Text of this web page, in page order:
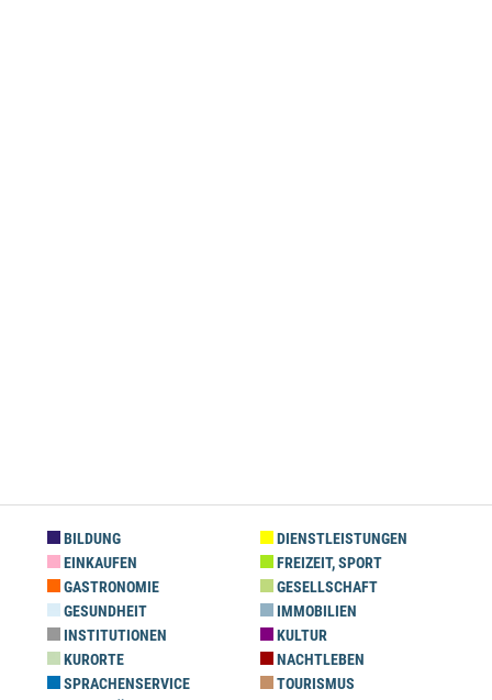
BILDUNG
DIENSTLEISTUNGEN
EINKAUFEN
FREIZEIT, SPORT
GASTRONOMIE
GESELLSCHAFT
GESUNDHEIT
IMMOBILIEN
INSTITUTIONEN
KULTUR
KURORTE
NACHTLEBEN
SPRACHENSERVICE
TOURISMUS